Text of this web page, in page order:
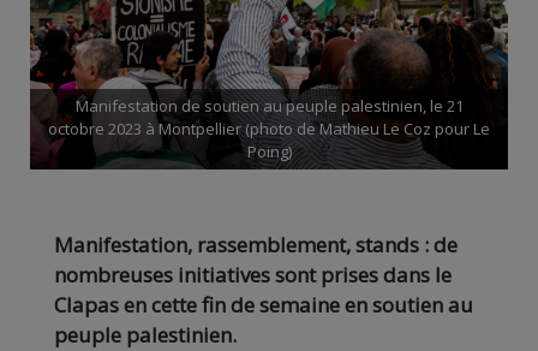
Manifestation de soutien au peuple palestinien, le 21
octobre 2023 à Montpellier (photo de Mathieu Le Coz pour Le
Poing)
Manifestation, rassemblement, stands : de
nombreuses initiatives sont prises dans le
Clapas en cette fin de semaine en soutien au
peuple palestinien.